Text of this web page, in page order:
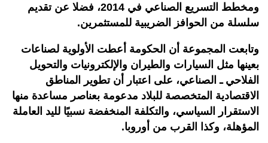
ومخطط التسريع الصناعي في 2014، فضلا عن تقديم
سلسلة من الحوافز الضريبية للمستثمرين.
وتابعت المجموعة أن الحكومة أعطت الأولوية لصناعات
بعينها مثل السيارات والطيران والإلكترونيات والتحويل
الفلاحي ـ الصناعي، على اعتبار أن تطوير المناطق
الاقتصادية المتخصصة للبلاد مدعومة بعناصر مساعدة منها
الاستقرار السياسي، والتكلفة المنخفضة نسبيًا لليد العاملة
المؤهلة، وكذا القرب من أوروبا.